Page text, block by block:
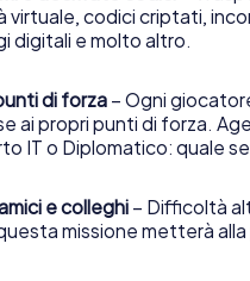
virtuale, codici criptati,
digitali e molto altro.
di forza – Ogni
ai propri punti di forza.
IT o Diplomatico: quale
e colleghi – Difficoltà
missione metterà alla